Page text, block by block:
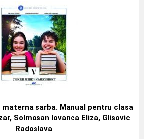
sarba. Manual pentru clasa
Solmosan Iovanca Eliza, Glisovic
Radoslava